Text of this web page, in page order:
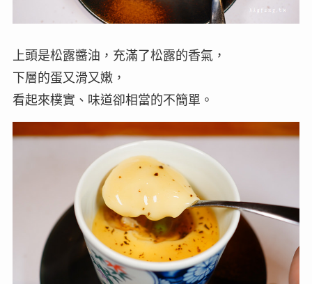
上頭是松露醬油，充滿了松露的香氣，
下層的蛋又滑又嫩，
看起來樸實、味道卻相當的不簡單。